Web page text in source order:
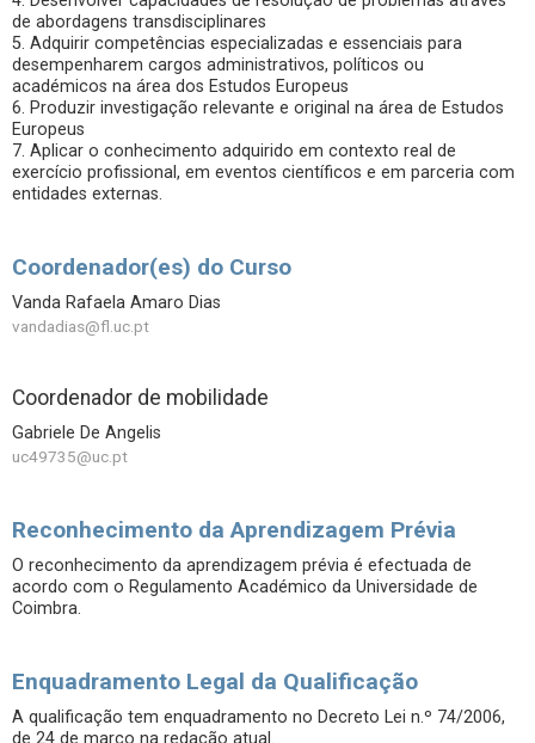
de abordagens transdisciplinares
5. Adquirir competências especializadas e essenciais para
desempenharem cargos administrativos, políticos ou
académicos na área dos Estudos Europeus
6. Produzir investigação relevante e original na área de Estudos
Europeus
7. Aplicar o conhecimento adquirido em contexto real de
exercício profissional, em eventos científicos e em parceria com
entidades externas.
Coordenador(es) do Curso
Vanda Rafaela Amaro Dias
vandadias@fl.uc.pt
Coordenador de mobilidade
Gabriele De Angelis
uc49735@uc.pt
Reconhecimento da Aprendizagem Prévia
O reconhecimento da aprendizagem prévia é efectuada de
acordo com o Regulamento Académico da Universidade de
Coimbra.
Enquadramento Legal da Qualificação
A qualificação tem enquadramento no Decreto Lei n.º 74/2006,
de 24 de março na redação atual.